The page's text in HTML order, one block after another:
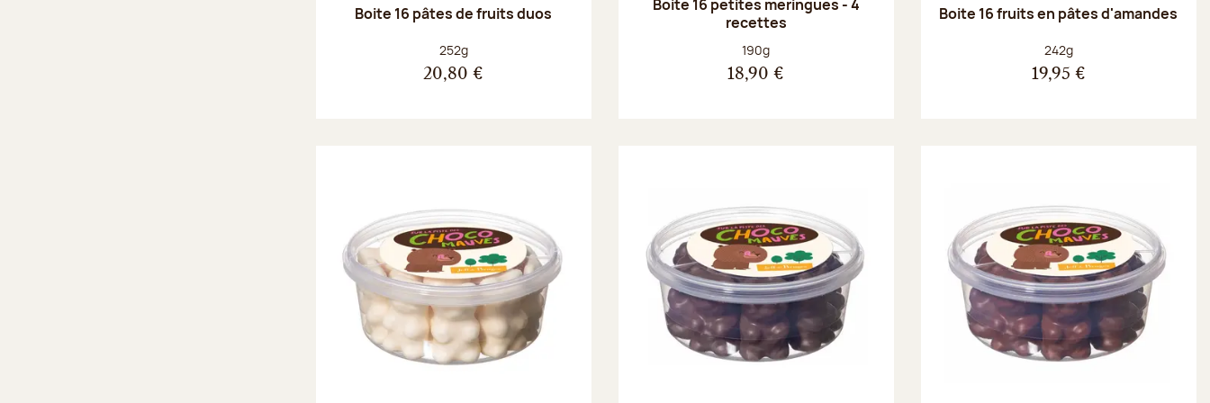
Boite 16 pâtes de fruits duos
Poids net :
252g
20,80 €
Boite 16 petites meringues - 4
recettes
Poids net :
190g
18,90 €
Boite 16 fruits en pâtes d'amandes
Poids net :
242g
19,95 €